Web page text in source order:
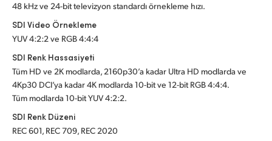
48 kHz ve 24-bit televizyon standardı örnekleme hızı.
SDI Video Örnekleme
YUV 4:2:2 ve RGB 4:4:4
SDI Renk Hassasiyeti
Tüm HD ve 2K modlarda, 2160p30’a kadar Ultra HD modlarda ve
4Kp30 DCI’ya kadar 4K modlarda 10-bit ve 12-bit RGB 4:4:4.
Tüm modlarda 10-bit YUV 4:2:2.
SDI Renk Düzeni
REC 601, REC 709, REC 2020